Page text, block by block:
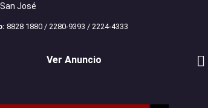
José
8828 1880 / 2280-9393 / 2224-4333
Ver Anuncio